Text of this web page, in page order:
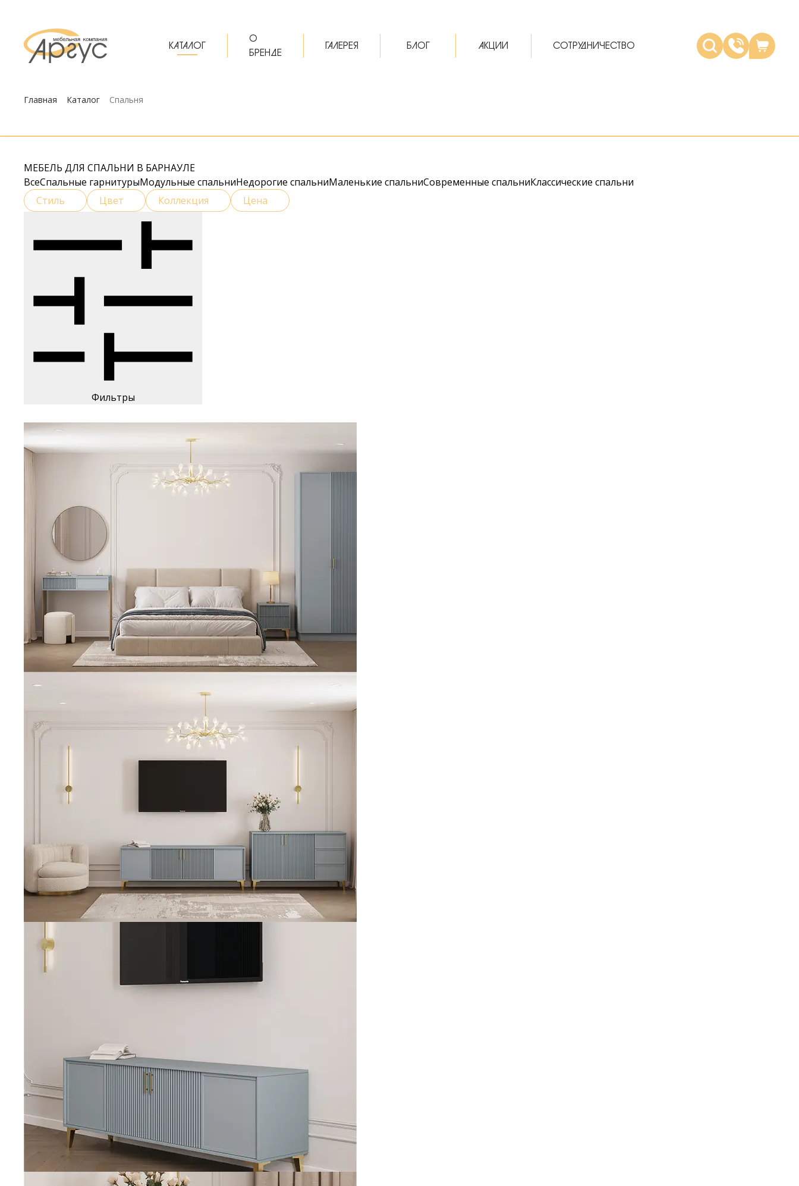
КАТАЛОГ
О
БРЕНДЕ
ГАЛЕРЕЯ БЛОГ АКЦИИ СОТРУДНИЧЕСТВО
Главная Каталог Спальня
МЕБЕЛЬ ДЛЯ СПАЛЬНИ В БАРНАУЛЕ
ВсеСпальные гарнитурыМодульные спальниНедорогие спальниМаленькие спальниСовременные спальниКлассические спальни
Стиль
Цвет Коллекция Цена
Фильтры